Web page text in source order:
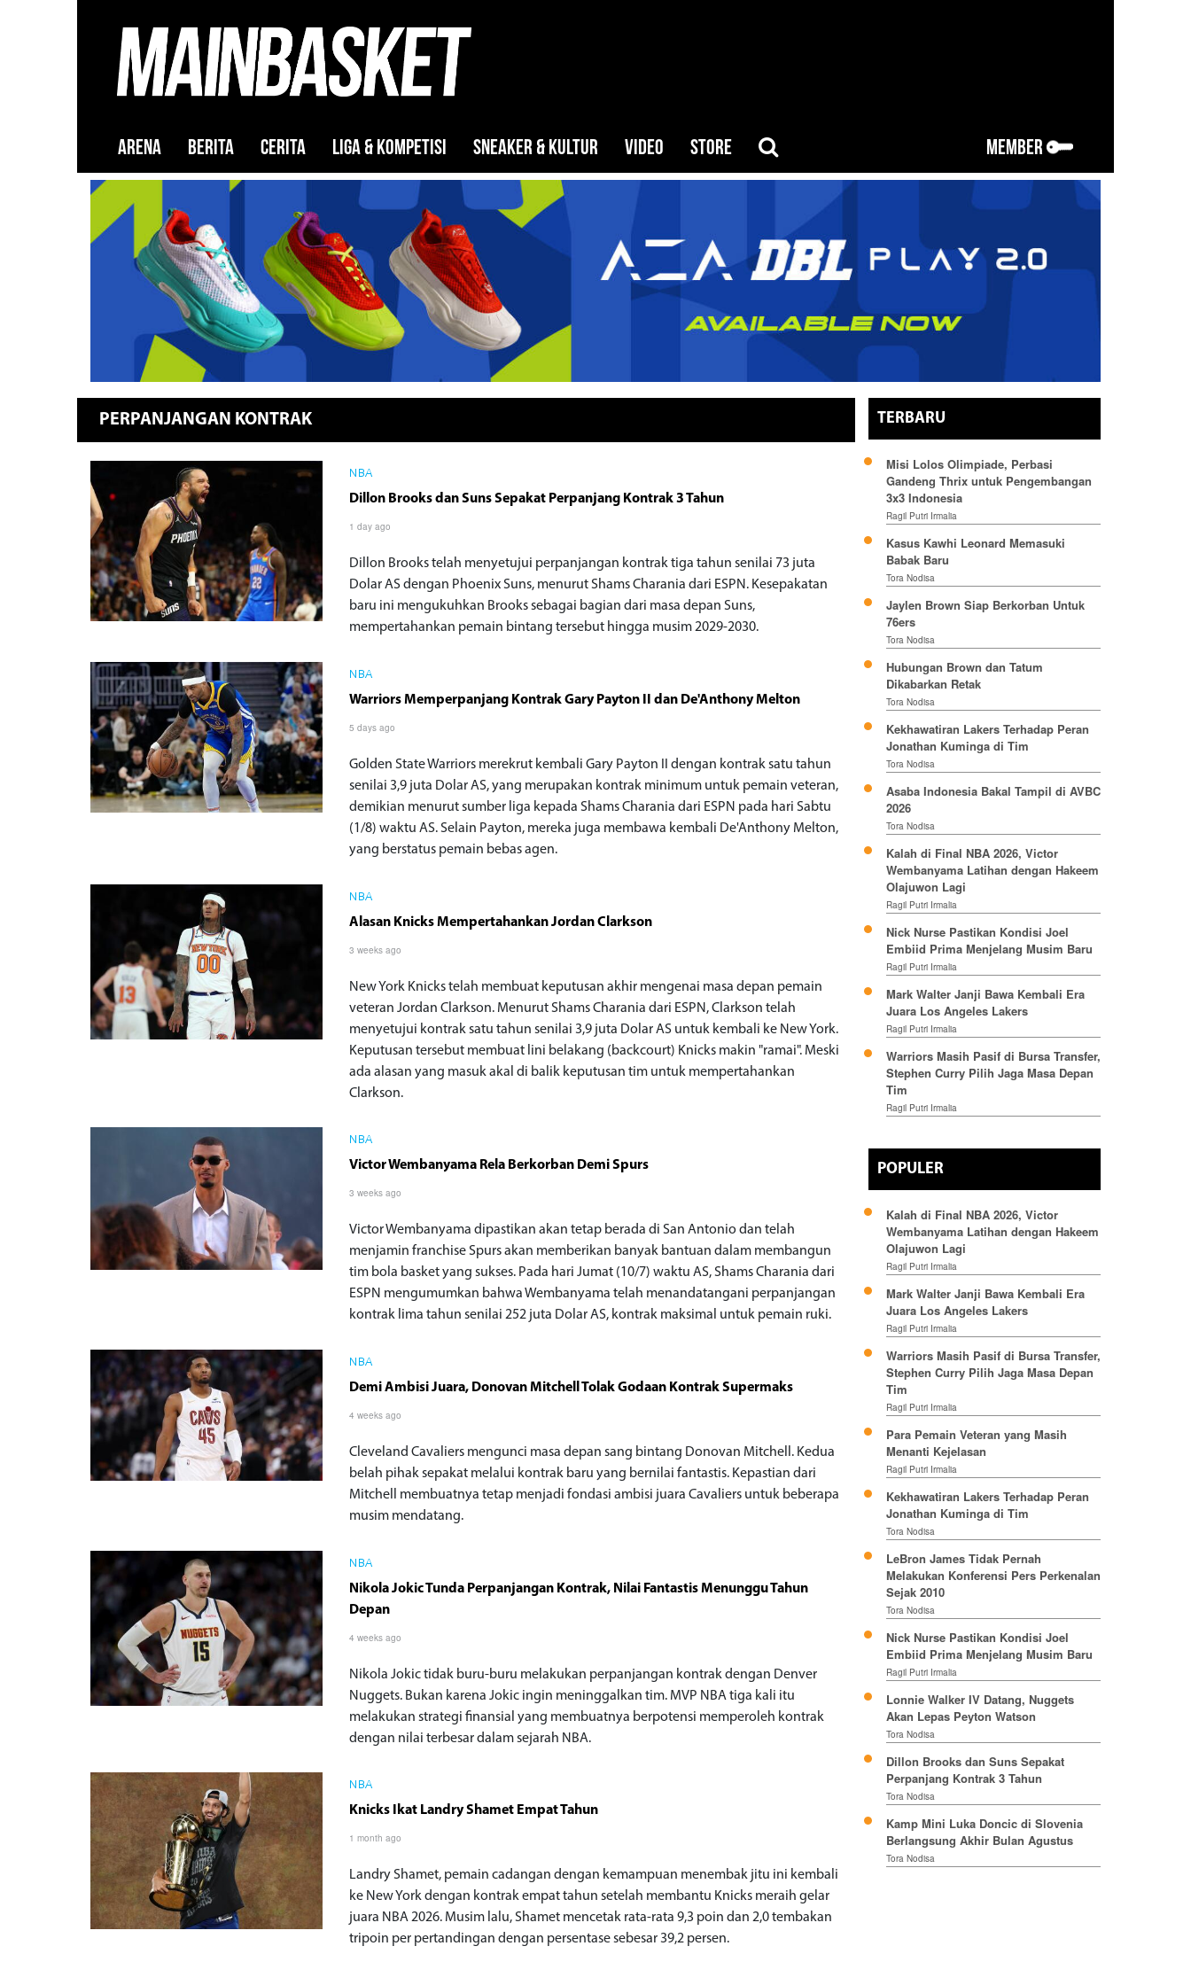
ARENA BERITA CERITA LIGA & KOMPETISI SNEAKER & KULTUR VIDEO STORE MEMBER
PERPANJANGAN KONTRAK
NBA
Dillon Brooks dan Suns Sepakat Perpanjang Kontrak 3 Tahun
1 day ago
Dillon Brooks telah menyetujui perpanjangan kontrak tiga tahun senilai 73 juta
Dolar AS dengan Phoenix Suns, menurut Shams Charania dari ESPN. Kesepakatan
baru ini mengukuhkan Brooks sebagai bagian dari masa depan Suns,
mempertahankan pemain bintang tersebut hingga musim 2029-2030.
NBA
Warriors Memperpanjang Kontrak Gary Payton II dan De'Anthony Melton
5 days ago
Golden State Warriors merekrut kembali Gary Payton II dengan kontrak satu tahun
senilai 3,9 juta Dolar AS, yang merupakan kontrak minimum untuk pemain veteran,
demikian menurut sumber liga kepada Shams Charania dari ESPN pada hari Sabtu
(1/8) waktu AS. Selain Payton, mereka juga membawa kembali De'Anthony Melton,
yang berstatus pemain bebas agen.
NBA
Alasan Knicks Mempertahankan Jordan Clarkson
3 weeks ago
New York Knicks telah membuat keputusan akhir mengenai masa depan pemain
veteran Jordan Clarkson. Menurut Shams Charania dari ESPN, Clarkson telah
menyetujui kontrak satu tahun senilai 3,9 juta Dolar AS untuk kembali ke New York.
Keputusan tersebut membuat lini belakang (backcourt) Knicks makin "ramai". Meski
ada alasan yang masuk akal di balik keputusan tim untuk mempertahankan
Clarkson.
NBA
Victor Wembanyama Rela Berkorban Demi Spurs
3 weeks ago
Victor Wembanyama dipastikan akan tetap berada di San Antonio dan telah
menjamin franchise Spurs akan memberikan banyak bantuan dalam membangun
tim bola basket yang sukses. Pada hari Jumat (10/7) waktu AS, Shams Charania dari
ESPN mengumumkan bahwa Wembanyama telah menandatangani perpanjangan
kontrak lima tahun senilai 252 juta Dolar AS, kontrak maksimal untuk pemain ruki.
NBA
Demi Ambisi Juara, Donovan Mitchell Tolak Godaan Kontrak Supermaks
4 weeks ago
Cleveland Cavaliers mengunci masa depan sang bintang Donovan Mitchell. Kedua
belah pihak sepakat melalui kontrak baru yang bernilai fantastis. Kepastian dari
Mitchell membuatnya tetap menjadi fondasi ambisi juara Cavaliers untuk beberapa
musim mendatang.
NBA
Nikola Jokic Tunda Perpanjangan Kontrak, Nilai Fantastis Menunggu Tahun
Depan
4 weeks ago
Nikola Jokic tidak buru-buru melakukan perpanjangan kontrak dengan Denver
Nuggets. Bukan karena Jokic ingin meninggalkan tim. MVP NBA tiga kali itu
melakukan strategi finansial yang membuatnya berpotensi memperoleh kontrak
dengan nilai terbesar dalam sejarah NBA.
NBA
Knicks Ikat Landry Shamet Empat Tahun
1 month ago
Landry Shamet, pemain cadangan dengan kemampuan menembak jitu ini kembali
ke New York dengan kontrak empat tahun setelah membantu Knicks meraih gelar
juara NBA 2026. Musim lalu, Shamet mencetak rata-rata 9,3 poin dan 2,0 tembakan
tripoin per pertandingan dengan persentase sebesar 39,2 persen.
TERBARU
Misi Lolos Olimpiade, Perbasi
Gandeng Thrix untuk Pengembangan
3x3 Indonesia
Ragil Putri Irmalia
Kasus Kawhi Leonard Memasuki
Babak Baru
Tora Nodisa
Jaylen Brown Siap Berkorban Untuk
76ers
Tora Nodisa
Hubungan Brown dan Tatum
Dikabarkan Retak
Tora Nodisa
Kekhawatiran Lakers Terhadap Peran
Jonathan Kuminga di Tim
Tora Nodisa
Asaba Indonesia Bakal Tampil di AVBC
2026
Tora Nodisa
Kalah di Final NBA 2026, Victor
Wembanyama Latihan dengan Hakeem
Olajuwon Lagi
Ragil Putri Irmalia
Nick Nurse Pastikan Kondisi Joel
Embiid Prima Menjelang Musim Baru
Ragil Putri Irmalia
Mark Walter Janji Bawa Kembali Era
Juara Los Angeles Lakers
Ragil Putri Irmalia
Warriors Masih Pasif di Bursa Transfer,
Stephen Curry Pilih Jaga Masa Depan
Tim
Ragil Putri Irmalia
POPULER
Kalah di Final NBA 2026, Victor
Wembanyama Latihan dengan Hakeem
Olajuwon Lagi
Ragil Putri Irmalia
Mark Walter Janji Bawa Kembali Era
Juara Los Angeles Lakers
Ragil Putri Irmalia
Warriors Masih Pasif di Bursa Transfer,
Stephen Curry Pilih Jaga Masa Depan
Tim
Ragil Putri Irmalia
Para Pemain Veteran yang Masih
Menanti Kejelasan
Ragil Putri Irmalia
Kekhawatiran Lakers Terhadap Peran
Jonathan Kuminga di Tim
Tora Nodisa
LeBron James Tidak Pernah
Melakukan Konferensi Pers Perkenalan
Sejak 2010
Tora Nodisa
Nick Nurse Pastikan Kondisi Joel
Embiid Prima Menjelang Musim Baru
Ragil Putri Irmalia
Lonnie Walker IV Datang, Nuggets
Akan Lepas Peyton Watson
Tora Nodisa
Dillon Brooks dan Suns Sepakat
Perpanjang Kontrak 3 Tahun
Tora Nodisa
Kamp Mini Luka Doncic di Slovenia
Berlangsung Akhir Bulan Agustus
Tora Nodisa